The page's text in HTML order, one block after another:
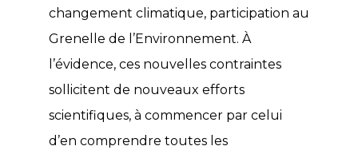
changement climatique, participation au
Grenelle de l’Environnement. À
l’évidence, ces nouvelles contraintes
sollicitent de nouveaux efforts
scientifiques, à commencer par celui
d’en comprendre toutes les